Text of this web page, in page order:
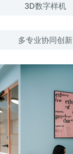
3D数字样机
多专业协同创新